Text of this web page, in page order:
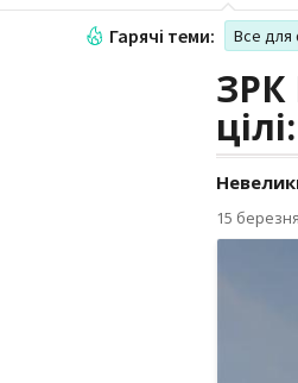
Гарячі теми: Все для
ЗРК
15